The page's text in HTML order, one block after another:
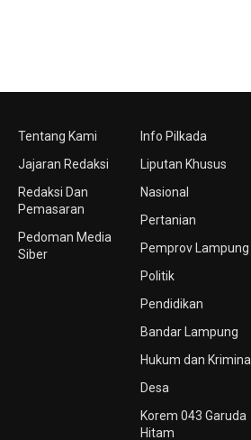
Tentang Kami
Jajaran Redaksi
Redaksi Dan
Pemasaran
Pedoman Media
Siber
Info Pilkada
Liputan Khusus
Nasional
Pertanian
Pemprov Lampung
Politik
Pendidikan
Bandar Lampung
Hukum dan Kriminal
Desa
Korem 043 Garuda
Hitam